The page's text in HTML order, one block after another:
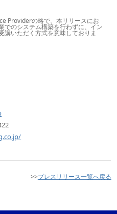
Providerの略で、本リリースにお
でのシステム構築を行わずに、イン
講いただく方式を意味しておりま
>>プレスリリース一覧へ戻る